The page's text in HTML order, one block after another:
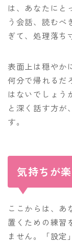
は、あなたにと
う会話、読むべ
ぎて、処理落ち
表面上は穏やか
何分で帰れるだ
はないでしょう
と深く話す方が
す。
気持ちが
ここからは、あ
置くための練習
ません。「設定